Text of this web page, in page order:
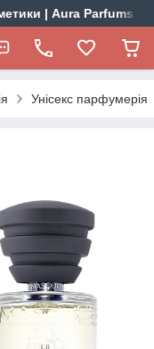
| Aura Parfums
Унісекс парфумерія